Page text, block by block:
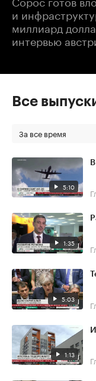
и
миллиард
интервью
Все
За все время
5:10
1:35
5:03
1:13